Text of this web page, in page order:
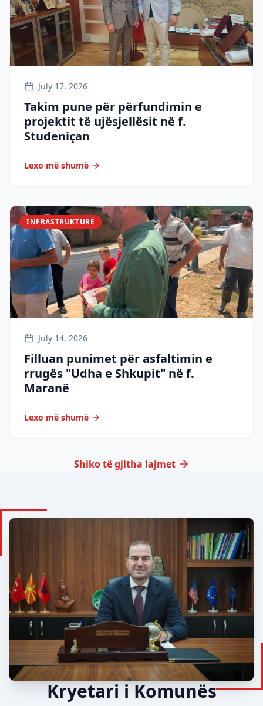
July 17, 2026
Takim pune për përfundimin e
projektit të ujësjellësit në f.
Studeniçan
Lexo më shumë
INFRASTRUKTURË
July 14, 2026
Filluan punimet për asfaltimin e
rrugës "Udha e Shkupit" në f.
Maranë
Lexo më shumë
Shiko të gjitha lajmet
Kryetari i Komunës